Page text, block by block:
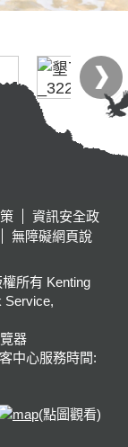
資訊安全政
無障礙網頁說
所有 Kenting
Service,
器
中心服務時間:
(點圖觀看)